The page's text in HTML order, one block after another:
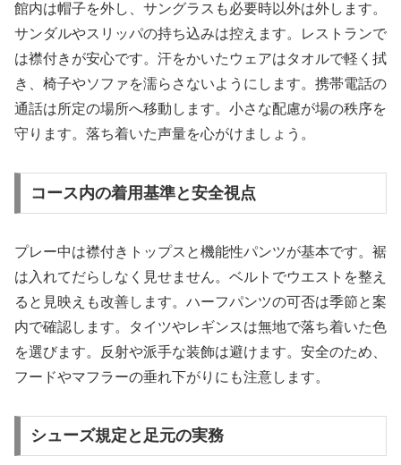
館内は帽子を外し、サングラスも必要時以外は外します。
サンダルやスリッパの持ち込みは控えます。レストランで
は襟付きが安心です。汗をかいたウェアはタオルで軽く拭
き、椅子やソファを濡らさないようにします。携帯電話の
通話は所定の場所へ移動します。小さな配慮が場の秩序を
守ります。落ち着いた声量を心がけましょう。
コース内の着用基準と安全視点
プレー中は襟付きトップスと機能性パンツが基本です。裾
は入れてだらしなく見せません。ベルトでウエストを整え
ると見映えも改善します。ハーフパンツの可否は季節と案
内で確認します。タイツやレギンスは無地で落ち着いた色
を選びます。反射や派手な装飾は避けます。安全のため、
フードやマフラーの垂れ下がりにも注意します。
シューズ規定と足元の実務